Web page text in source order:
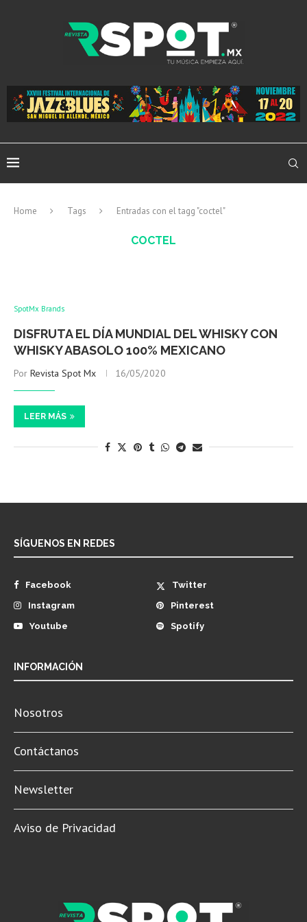
Home Tags Entradas con el tagg "coctel"
COCTEL
SpotMx Brands
DISFRUTA EL DÍA MUNDIAL DEL WHISKY CON
WHISKY ABASOLO 100% MEXICANO
Por Revista Spot Mx 16/05/2020
LEER MÁS
SÍGUENOS EN REDES
Facebook
Twitter
Instagram
Pinterest
Youtube
Spotify
INFORMACIÓN
Nosotros
Contáctanos
Newsletter
Aviso de Privacidad